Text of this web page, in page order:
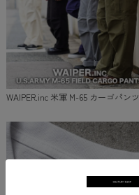
WAIPER.inc 米軍 M-65 カーゴパンツ